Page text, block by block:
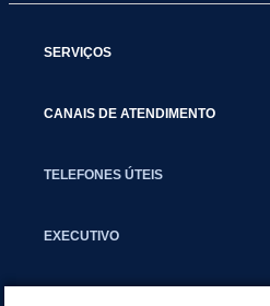
SERVIÇOS
CANAIS DE ATENDIMENTO
TELEFONES ÚTEIS
EXECUTIVO